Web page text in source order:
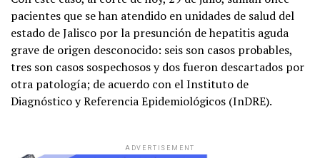
pacientes que se han atendido en unidades de salud del
estado de Jalisco por la presunción de hepatitis aguda
grave de origen desconocido: seis son casos probables,
tres son casos sospechosos y dos fueron descartados por
otra patología; de acuerdo con el Instituto de
Diagnóstico y Referencia Epidemiológicos (InDRE).
ADVERTISEMENT